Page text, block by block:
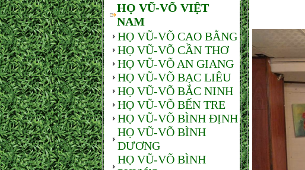
HỌ VŨ-VÕ VIỆT
NAM
HỌ VŨ-VÕ CAO BẰNG
HỌ VŨ-VÕ CẦN THƠ
HỌ VŨ-VÕ AN GIANG
HỌ VŨ-VÕ BẠC LIÊU
HỌ VŨ-VÕ BẮC NINH
HỌ VŨ-VÕ BẾN TRE
HỌ VŨ-VÕ BÌNH ĐỊNH
HỌ VŨ-VÕ BÌNH
DƯƠNG
HỌ VŨ-VÕ BÌNH